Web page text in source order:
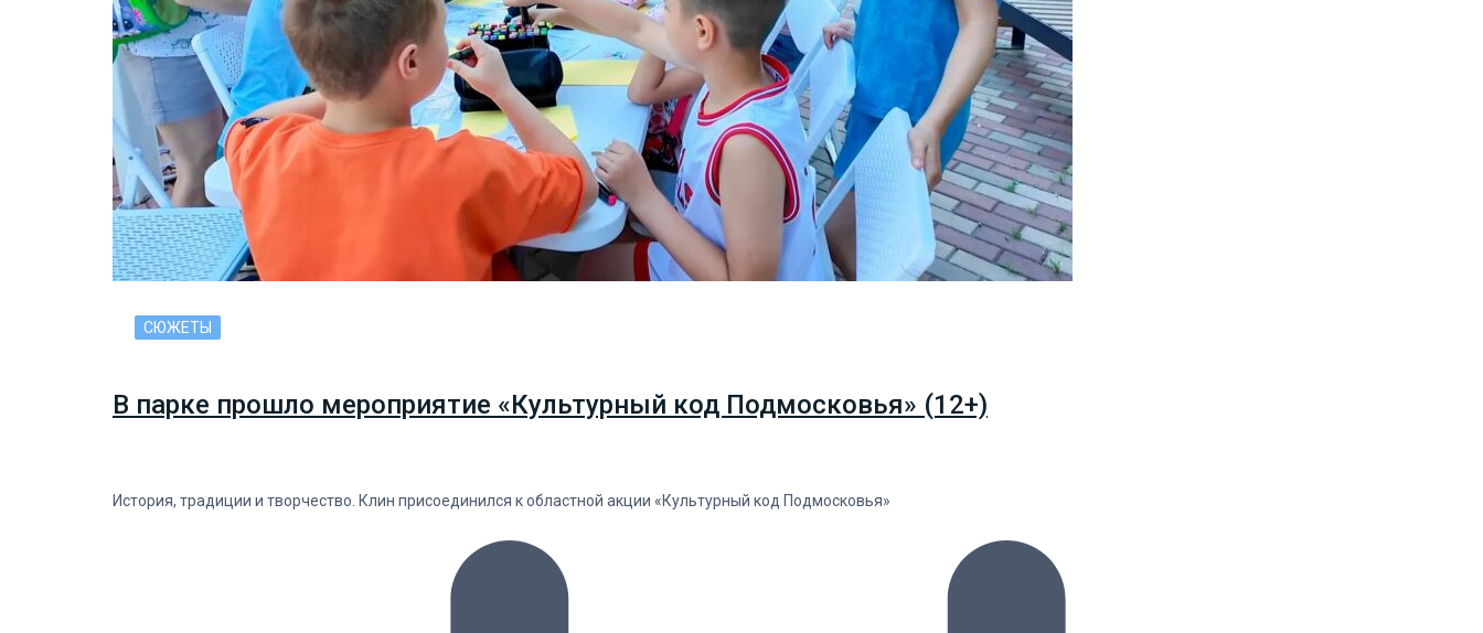
СЮЖЕТЫ
В парке прошло мероприятие «Культурный код Подмосковья» (12+)
История, традиции и творчество. Клин присоединился к областной акции «Культурный код Подмосковья»